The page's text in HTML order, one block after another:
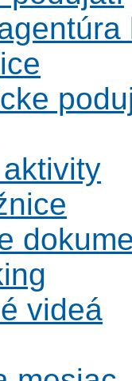
videá